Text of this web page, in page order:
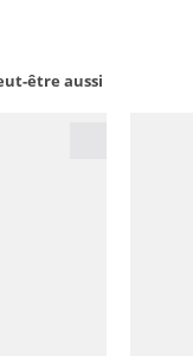
être aussi